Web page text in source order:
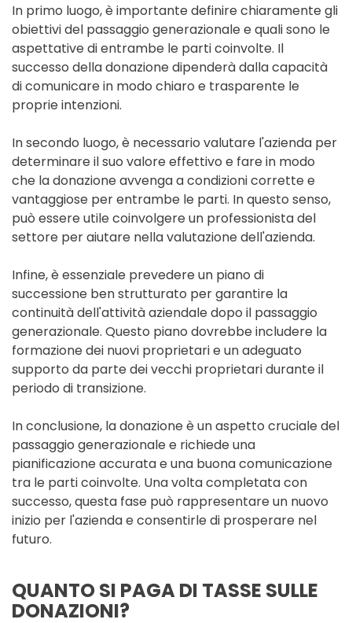
In primo luogo, è importante definire chiaramente gli
obiettivi del passaggio generazionale e quali sono le
aspettative di entrambe le parti coinvolte. Il
successo della donazione dipenderà dalla capacità
di comunicare in modo chiaro e trasparente le
proprie intenzioni.
In secondo luogo, è necessario valutare l'azienda per
determinare il suo valore effettivo e fare in modo
che la donazione avvenga a condizioni corrette e
vantaggiose per entrambe le parti. In questo senso,
può essere utile coinvolgere un professionista del
settore per aiutare nella valutazione dell'azienda.
Infine, è essenziale prevedere un piano di
successione ben strutturato per garantire la
continuità dell'attività aziendale dopo il passaggio
generazionale. Questo piano dovrebbe includere la
formazione dei nuovi proprietari e un adeguato
supporto da parte dei vecchi proprietari durante il
periodo di transizione.
In conclusione, la donazione è un aspetto cruciale del
passaggio generazionale e richiede una
pianificazione accurata e una buona comunicazione
tra le parti coinvolte. Una volta completata con
successo, questa fase può rappresentare un nuovo
inizio per l'azienda e consentirle di prosperare nel
futuro.
QUANTO SI PAGA DI TASSE SULLE
DONAZIONI?